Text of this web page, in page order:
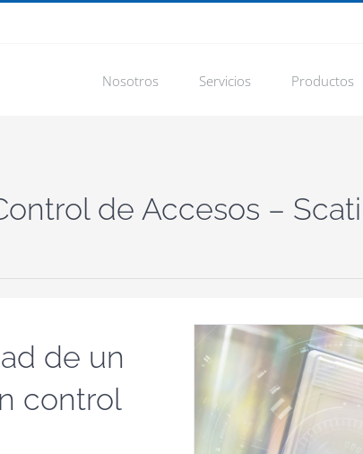
Nosotros Servicios Productos
de Accesos – Scati
de un
control